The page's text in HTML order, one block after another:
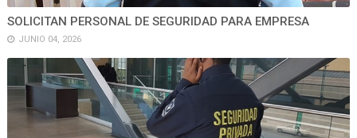
SOLICITAN PERSONAL DE SEGURIDAD PARA EMPRESA
JUNIO 04, 2026